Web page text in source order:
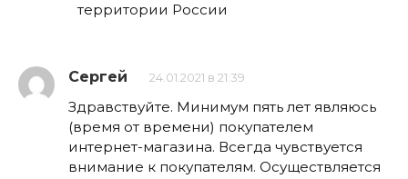
территории России
Сергей 24.01.2021 в 21:39
Здравствуйте. Минимум пять лет являюсь
(время от времени) покупателем
интернет-магазина. Всегда чувствуется
внимание к покупателям. Осуществляется